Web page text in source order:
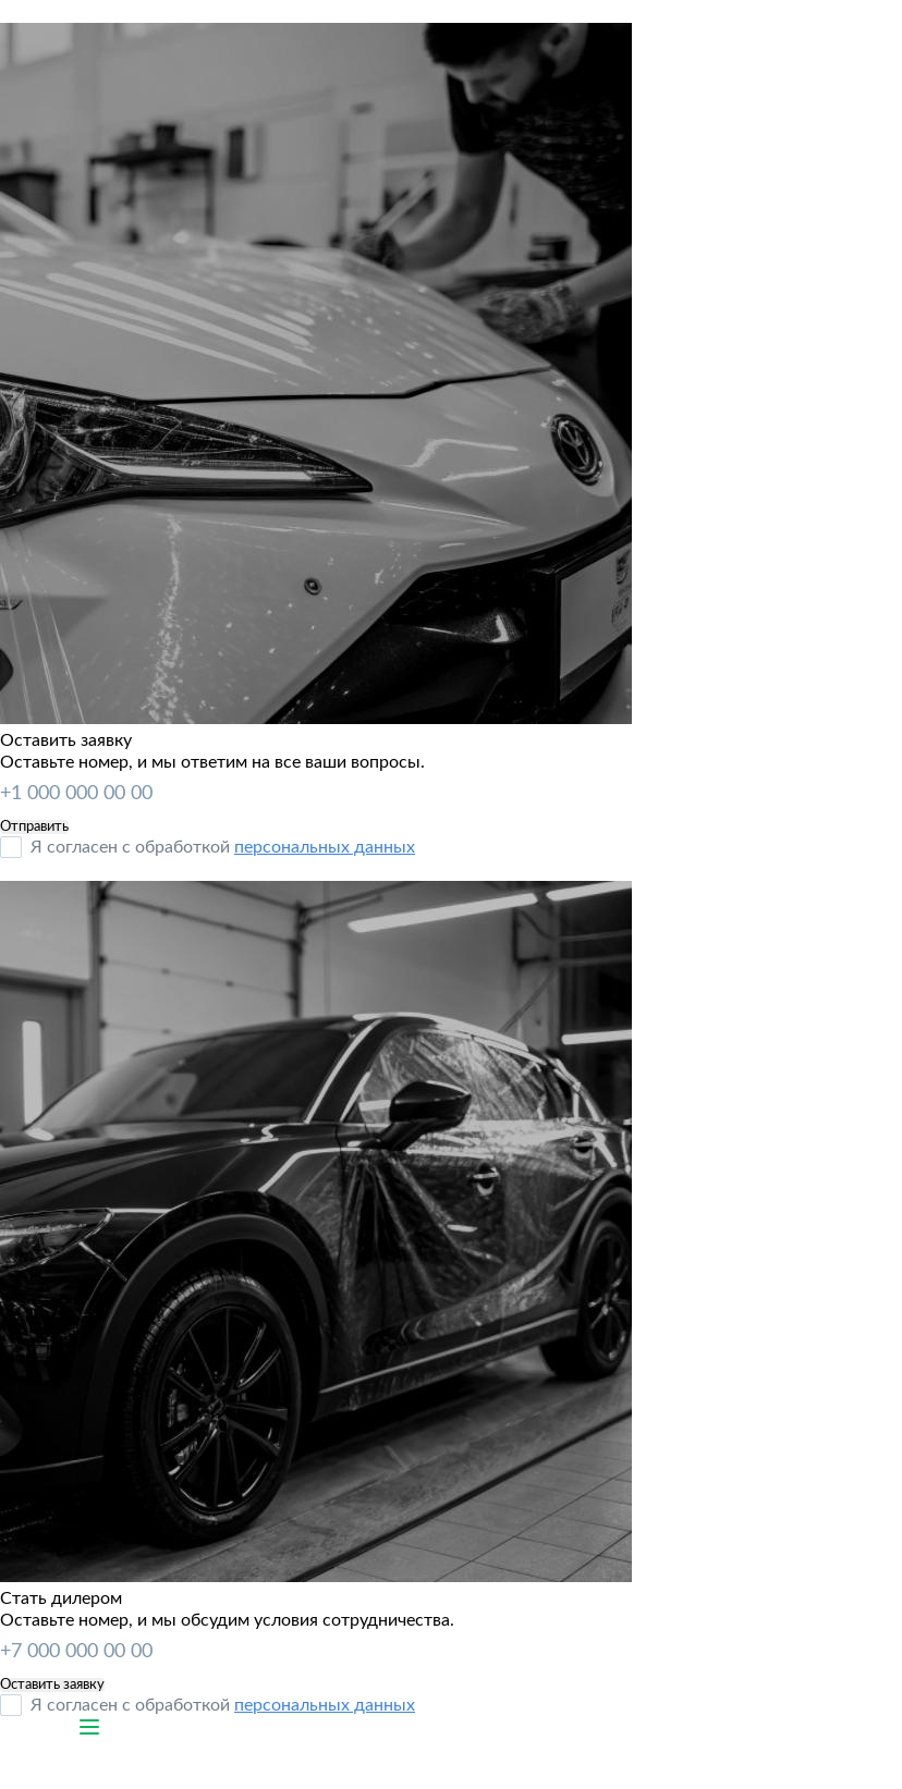
Оставить заявку
Оставьте номер, и мы ответим на все ваши вопросы.
Я согласен с обработкой персональных данных
Стать дилером
Оставьте номер, и мы обсудим условия сотрудничества.
Я согласен с обработкой персональных данных